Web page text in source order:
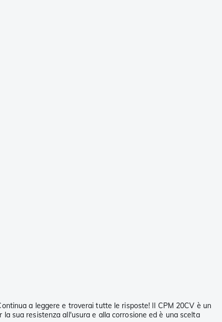
a leggere e troverai tutte le risposte! Il CPM 20CV è un
sua resistenza all'usura e alla corrosione ed è una scelta